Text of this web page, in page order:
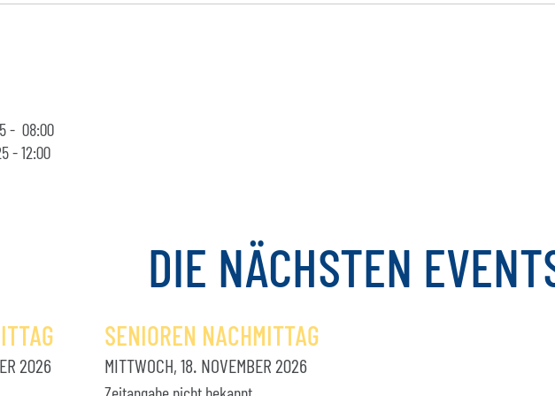
- 08:00
- 12:00
DIE NÄCHSTEN
2026
SENIOREN NACHMITTAG
MITTWOCH, 18. NOVEMBER 2026